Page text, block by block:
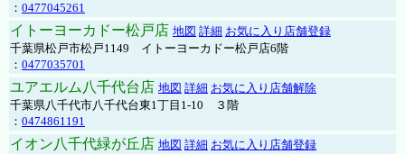
： 0477045261
イトーヨーカドー松戸店 地図 詳細 お気に入り店舗登録
千葉県松戸市松戸1149 イトーヨーカドー松戸店6階
： 0477035701
ユアエルム八千代台店 地図 詳細 お気に入り店舗解除
千葉県八千代市八千代台東1丁目1-10 ３階
： 0474861191
イオン八千代緑が丘店 地図 詳細 お気に入り店舗登録